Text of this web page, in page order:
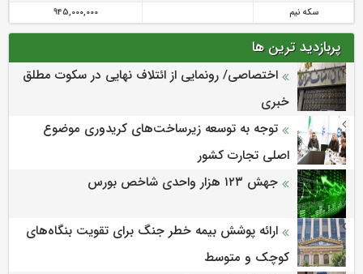
سکه نیم
945,000,000
پربازدید ترین ها
اختصاصی/ رونمایی از ائتلاف‌ نهایی در سکوت مطلق
خبری
توجه به توسعه زیرساخت‌های کریدوری موضوع
اصلی تجارت کشور
جهش ۱۲۳ هزار واحدی شاخص بورس
ارائه پوشش بیمه خطر جنگ برای تقویت بنگاه‌های
کوچک و متوسط